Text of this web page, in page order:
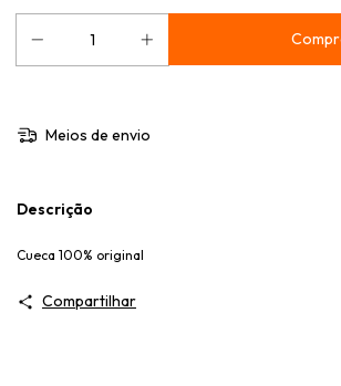
Meios de envio
Descrição
Cueca 100% original
Compartilhar